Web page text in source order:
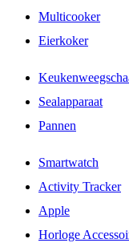
Multicooker
Eierkoker
Sealapparaat
Pannen
Smartwatch
Activity Tracker
Apple
Horloge